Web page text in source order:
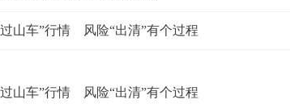
山车”行情 风险“出清”有个过程
山车”行情 风险“出清”有个过程